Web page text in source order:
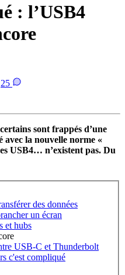
: l’USB4
25
sont frappés d’une
la nouvelle norme «
USB4… n’existent pas. Du
des données
un écran
et hubs
USB-C et Thunderbolt
c'est compliqué